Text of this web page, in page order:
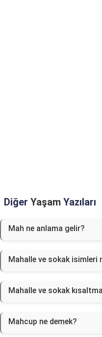
Diğer Yaşam Yazıları
Mah ne anlama gelir?
Mahalle ve sokak isimleri
Mahalle ve sokak
Mahcup ne demek?